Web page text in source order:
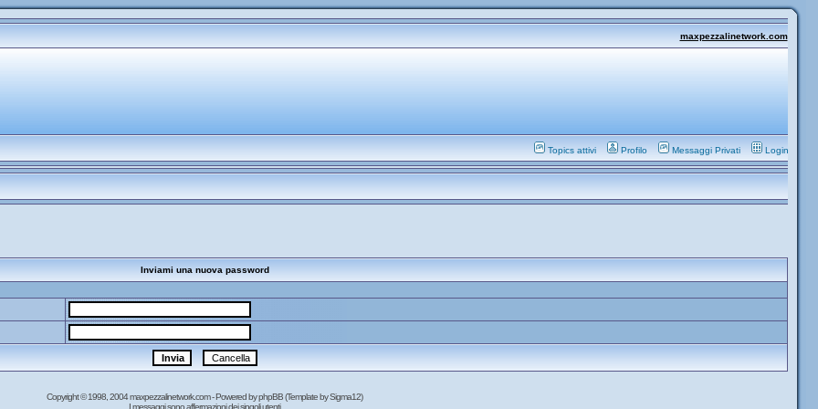
maxpezzalinetwork.com
Topics attivi Profilo Messaggi Privati Login
Inviami una nuova password
Copyright © 1998, 2004 maxpezzalinetwork.com - Powered byphpBB(Template by Sigma12)
I messaggi sono affermazioni dei singoli utenti